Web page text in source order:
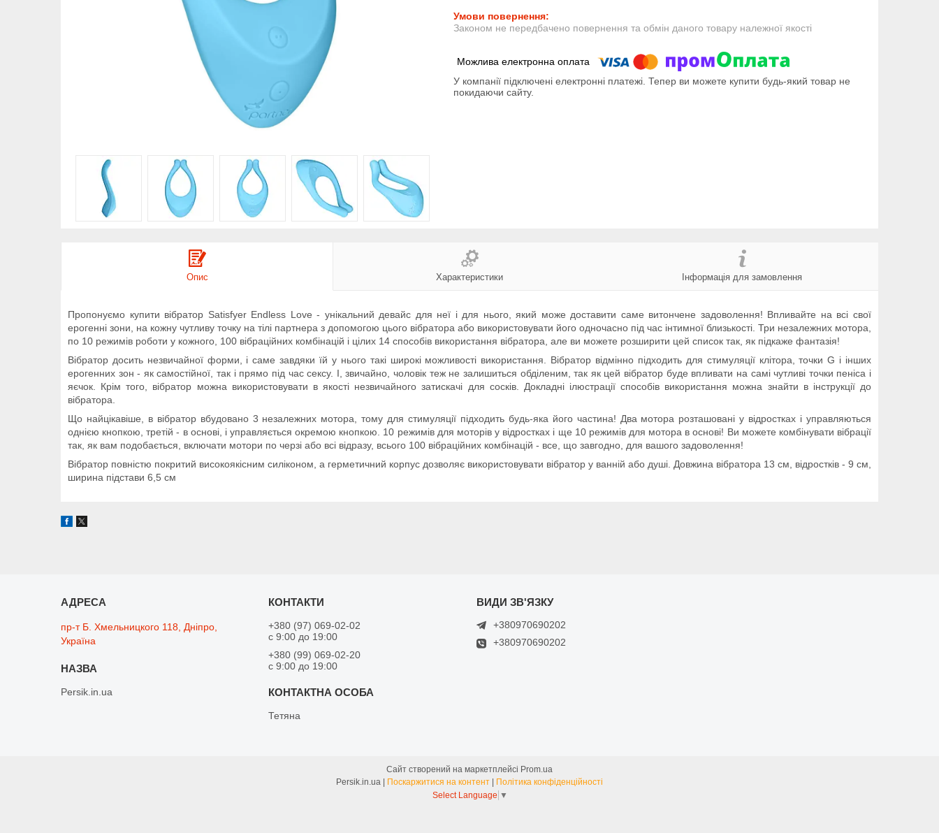
Законом не передбачено повернення та обмін даного товару належної якості
У компанії підключені електронні платежі. Тепер ви можете купити будь-який товар не
покидаючи сайту.
Опис Характеристики Інформація для замовлення
Пропонуємо купити вібратор Satisfyer Endless Love - унікальний девайс для неї і для нього, який може доставити саме витончене задоволення! Впливайте на всі свої
ерогенні зони, на кожну чутливу точку на тілі партнера з допомогою цього вібратора або використовувати його одночасно під час інтимної близькості. Три незалежних мотора,
по 10 режимів роботи у кожного, 100 вібраційних комбінацій і цілих 14 способів використання вібратора, але ви можете розширити цей список так, як підкаже фантазія!
Вібратор досить незвичайної форми, і саме завдяки їй у нього такі широкі можливості використання. Вібратор відмінно підходить для стимуляції клітора, точки G і інших
ерогенних зон - як самостійної, так і прямо під час сексу. І, звичайно, чоловік теж не залишиться обділеним, так як цей вібратор буде впливати на самі чутливі точки пеніса і
яєчок. Крім того, вібратор можна використовувати в якості незвичайного затискачі для сосків. Докладні ілюстрації способів використання можна знайти в інструкції до
вібратора.
Що найцікавіше, в вібратор вбудовано 3 незалежних мотора, тому для стимуляції підходить будь-яка його частина! Два мотора розташовані у відростках і управляються
однією кнопкою, третій - в основі, і управляється окремою кнопкою. 10 режимів для моторів у відростках і ще 10 режимів для мотора в основі! Ви можете комбінувати вібрації
так, як вам подобається, включати мотори по черзі або всі відразу, всього 100 вібраційних комбінацій - все, що завгодно, для вашого задоволення!
Вібратор повністю покритий високоякісним силіконом, а герметичний корпус дозволяє використовувати вібратор у ванній або душі. Довжина вібратора 13 см, відростків - 9 см,
ширина підстави 6,5 см
пр-т Б. Хмельницкого 118, Дніпро,
Україна
Persik.in.ua
+380 (97) 069-02-02
с 9:00 до 19:00
+380 (99) 069-02-20
с 9:00 до 19:00
Тетяна
+380970690202
+380970690202
Сайт створений на маркетплейсі Prom.ua
Поскаржитися на контент
Політика конфіденційності
Select Language ▼